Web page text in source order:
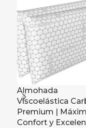
Almohada
Viscoelástica
Premium |
Confort y